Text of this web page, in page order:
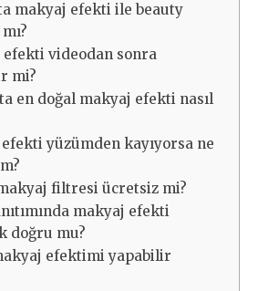
makyaj efekti ile beauty
efekti videodan sonra
mi?
en doğal makyaj efekti nasıl
yüzümden kayıyorsa ne
filtresi ücretsiz mi?
makyaj efekti
doğru mu?
efektimi yapabilir